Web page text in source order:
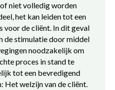
niet volledig worden
het kan leiden tot een
voor de cliënt. In dit geval
de stimulatie door middel
noodzakelijk om
proces in stand te
tot een bevredigend
Het welzijn van de cliënt.